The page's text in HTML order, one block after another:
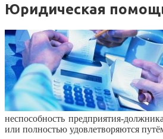
Юридическая
неспособность предприятия-
или полностью удовлетворяются